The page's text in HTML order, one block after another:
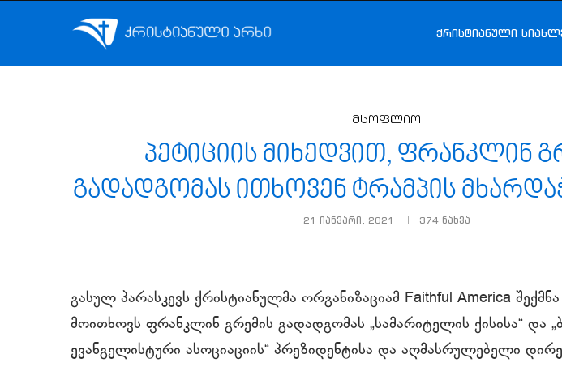
ქრისტიანული
მსოფლიო
პეტიციის მიხედვით, ფრანკლინ
გადადგომას ითხოვენ ტრამპის
21 იანვარი, 2021 374ნახვა
გასულ პარასკევს ქრისტიანულმა ორგანიზაციამ Faithful America
მოითხოვს ფრანკლინ გრემის გადადგომას „სამარიტელის ქისისა“ და
ევანგელისტური ასოციაციის“ პრეზიდენტისა და აღმასრულებელი